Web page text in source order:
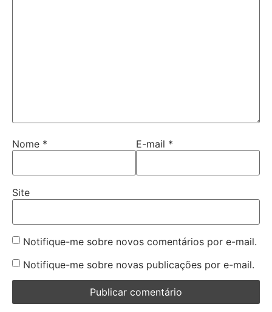
Nome * E-mail *
Site
Notifique-me sobre novos comentários por e-mail.
Notifique-me sobre novas publicações por e-mail.